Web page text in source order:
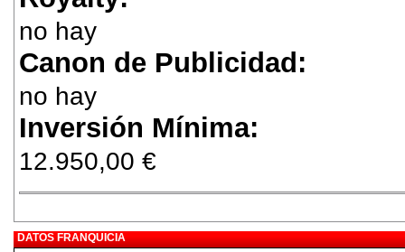
no hay
Canon de Publicidad:
no hay
Inversión Mínima:
12.950,00 €
DATOS FRANQUICIA